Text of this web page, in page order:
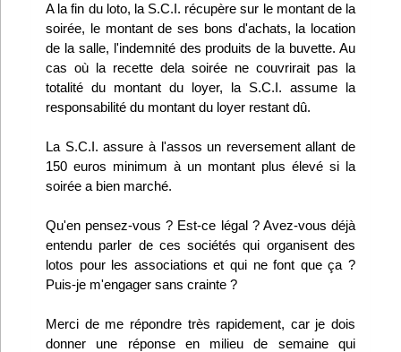
A la fin du loto, la S.C.I. récupère sur le montant de la
soirée, le montant de ses bons d'achats, la location
de la salle, l'indemnité des produits de la buvette. Au
cas où la recette dela soirée ne couvrirait pas la
totalité du montant du loyer, la S.C.I. assume la
responsabilité du montant du loyer restant dû.
La S.C.I. assure à l'assos un reversement allant de
150 euros minimum à un montant plus élevé si la
soirée a bien marché.
Qu'en pensez-vous ? Est-ce légal ? Avez-vous déjà
entendu parler de ces sociétés qui organisent des
lotos pour les associations et qui ne font que ça ?
Puis-je m'engager sans crainte ?
Merci de me répondre très rapidement, car je dois
donner une réponse en milieu de semaine qui